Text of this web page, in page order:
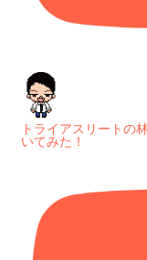
トライアスリートの
いてみた！